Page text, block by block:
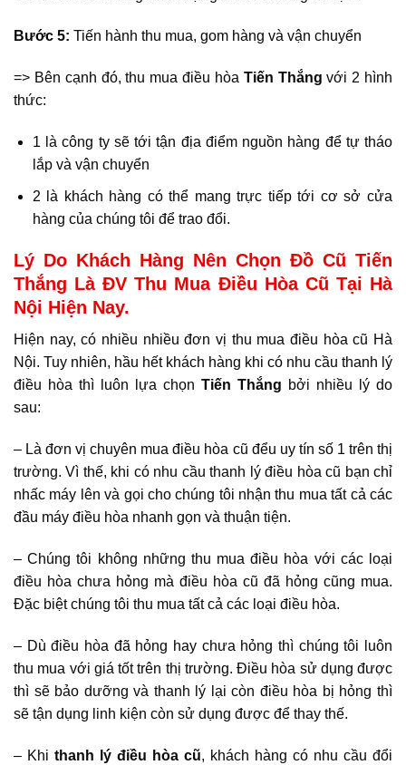
Bước 5: Tiến hành thu mua, gom hàng và vận chuyển
=> Bên cạnh đó, thu mua điều hòa Tiến Thắng với 2 hình
thức:
1 là công ty sẽ tới tận địa điểm nguồn hàng để tự tháo
lắp và vận chuyển
2 là khách hàng có thể mang trực tiếp tới cơ sở cửa
hàng của chúng tôi để trao đổi.
Lý Do Khách Hàng Nên Chọn Đồ Cũ Tiến
Thắng Là ĐV Thu Mua Điều Hòa Cũ Tại Hà
Nội Hiện Nay.
Hiện nay, có nhiều nhiều đơn vị thu mua điều hòa cũ Hà
Nội. Tuy nhiên, hầu hết khách hàng khi có nhu cầu thanh lý
điều hòa thì luôn lựa chọn Tiến Thắng bởi nhiều lý do
sau:
– Là đơn vị chuyên mua điều hòa cũ đểu uy tín số 1 trên thị
trường. Vì thế, khi có nhu cầu thanh lý điều hòa cũ bạn chỉ
nhấc máy lên và gọi cho chúng tôi nhận thu mua tất cả các
đầu máy điều hòa nhanh gọn và thuận tiện.
– Chúng tôi không những thu mua điều hòa với các loại
điều hòa chưa hỏng mà điều hòa cũ đã hỏng cũng mua.
Đặc biệt chúng tôi thu mua tất cả các loại điều hòa.
– Dù điều hòa đã hỏng hay chưa hỏng thì chúng tôi luôn
thu mua với giá tốt trên thị trường. Điều hòa sử dụng được
thì sẽ bảo dưỡng và thanh lý lại còn điều hòa bị hỏng thì
sẽ tận dụng linh kiện còn sử dụng được để thay thế.
– Khi thanh lý điều hòa cũ, khách hàng có nhu cầu đổi